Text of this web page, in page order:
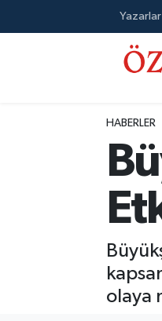
Yazarlar
HABERLER
olaya
MODA - GÜZELLİK
Nöbetçi Eczaneler
Trafik Durumu
Süper Lig Puan
Tüm Manşetler
Son Dakika